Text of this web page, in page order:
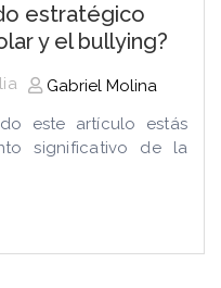
estratégico
y el bullying?
Gabriel Molina
este artículo estás
significativo de la